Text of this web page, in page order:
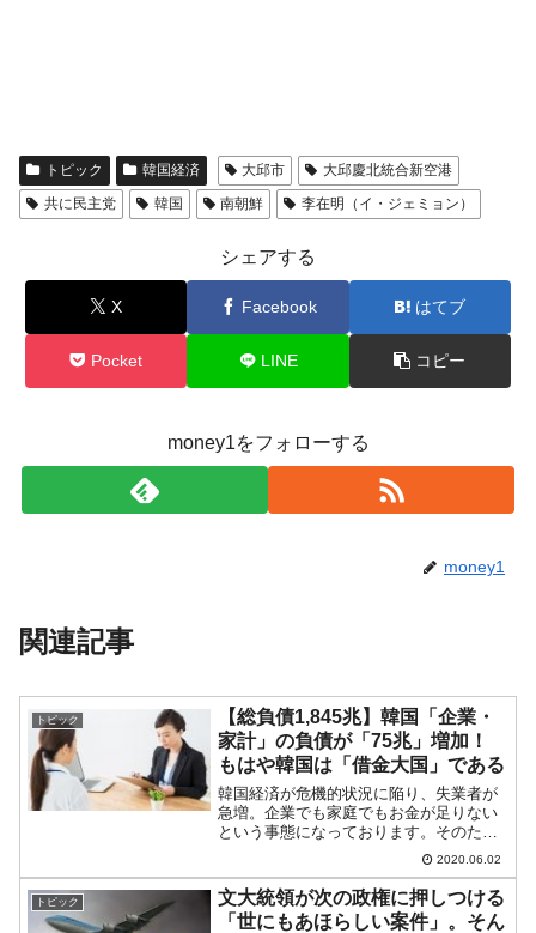
トピック 韓国経済 大邱市
大邱慶北統合新空港
共に民主党
韓国 南朝鮮 李在明（イ・ジェミョン）
シェアする
X Facebook はてブ
Pocket LINE コピー
money1をフォローする
money1
関連記事
トピック
【総負債1,845兆】韓国「企業・
家計」の負債が「75兆」増加！
もはや韓国は「借金大国」である
韓国経済が危機的状況に陥り、失業者が
急増。企業でも家庭でもお金が足りない
という事態になっております。そのた
め、韓国では「お金を借りる企業・人」
が急増しています。これを裏付けるデー
タが韓国メディア『ソウルファイナン
ス』の報道に出ました。同記事...
2020.06.02
トピック
文大統領が次の政権に押しつける
「世にもあほらしい案件」。そん